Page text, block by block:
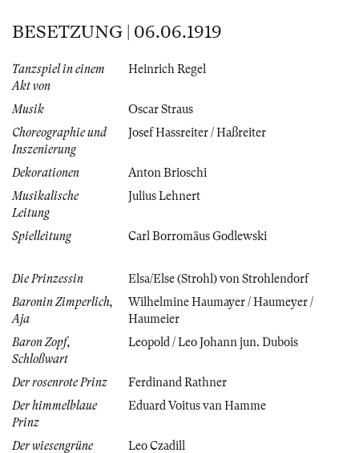
BESETZUNG | 06.06.1919
Tanzspiel in einem
Akt von
Heinrich Regel
Musik
Oscar Straus
Choreographie und
Inszenierung
Josef Hassreiter / Haßreiter
Dekorationen
Anton Brioschi
Musikalische
Leitung
Julius Lehnert
Spielleitung Carl Borromäus Godlewski
Die Prinzessin
Elsa/Else (Strohl) von Strohlendorf
Baronin Zimperlich,
Aja
Wilhelmine Haumayer / Haumeyer /
Haumeier
Baron Zopf,
Schloßwart
Leopold / Leo Johann jun. Dubois
Der rosenrote Prinz
Ferdinand Rathner
Der himmelblaue
Prinz
Eduard Voitus van Hamme
Der wiesengrüne
Leo Czadill